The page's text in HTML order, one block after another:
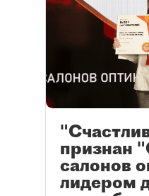
признан
салонов
лидером